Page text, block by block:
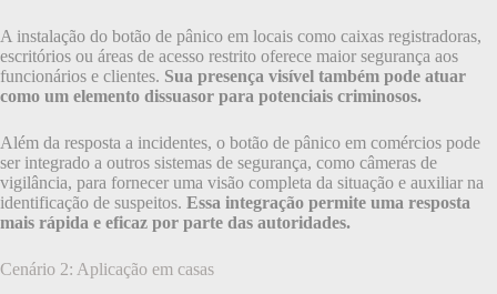
A instalação do botão de pânico em locais como caixas registradoras,
escritórios ou áreas de acesso restrito oferece maior segurança aos
funcionários e clientes. Sua presença visível também pode atuar
como um elemento dissuasor para potenciais criminosos.
Além da resposta a incidentes, o botão de pânico em comércios pode
ser integrado a outros sistemas de segurança, como câmeras de
vigilância, para fornecer uma visão completa da situação e auxiliar na
identificação de suspeitos. Essa integração permite uma resposta
mais rápida e eficaz por parte das autoridades.
Cenário 2: Aplicação em casas